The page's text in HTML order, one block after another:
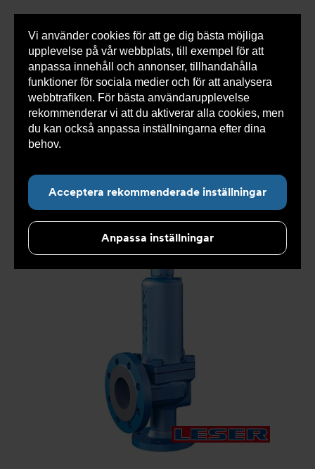
Vi använder cookies för att ge dig bästa möjliga
upplevelse på vår webbplats, till exempel för att
anpassa innehåll och annonser, tillhandahålla
funktioner för sociala medier och för att analysera
webbtrafiken. För bästa användarupplevelse
rekommenderar vi att du aktiverar alla cookies, men
du kan också anpassa inställningarna efter dina
behov.
Acceptera rekommenderade inställningar
Anpassa inställningar
0 varorSnabborder
Du
här:
Armatec > Produkter > Tryckavsäkring
>
Industriella säkerhetsventiler
> High performance
>
Säkerhetsventil AT 4545-
>
Säkerhetsventil AT 4545D2-